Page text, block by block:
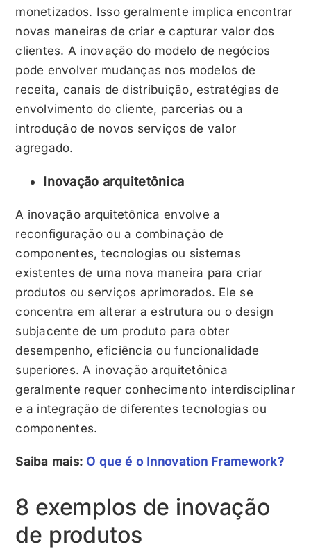
monetizados. Isso geralmente implica encontrar
novas maneiras de criar e capturar valor dos
clientes. A inovação do modelo de negócios
pode envolver mudanças nos modelos de
receita, canais de distribuição, estratégias de
envolvimento do cliente, parcerias ou a
introdução de novos serviços de valor
agregado.
Inovação arquitetônica
A inovação arquitetônica envolve a
reconfiguração ou a combinação de
componentes, tecnologias ou sistemas
existentes de uma nova maneira para criar
produtos ou serviços aprimorados. Ele se
concentra em alterar a estrutura ou o design
subjacente de um produto para obter
desempenho, eficiência ou funcionalidade
superiores. A inovação arquitetônica
geralmente requer conhecimento interdisciplinar
e a integração de diferentes tecnologias ou
componentes.
Saiba mais: O que é o Innovation Framework?
8 exemplos de inovação
de produtos